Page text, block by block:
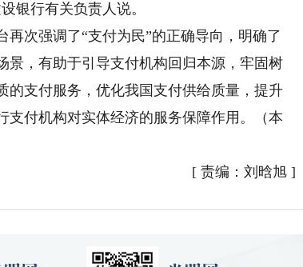
银行有关负责人说。
次强调了“支付为民”的正确导向，明确了
景，有助于引导支付机构回归本源，牢固树
的支付服务，优化我国支付供给质量，提升
付机构对实体经济的服务保障作用。（本
[ 责编：刘晗旭]